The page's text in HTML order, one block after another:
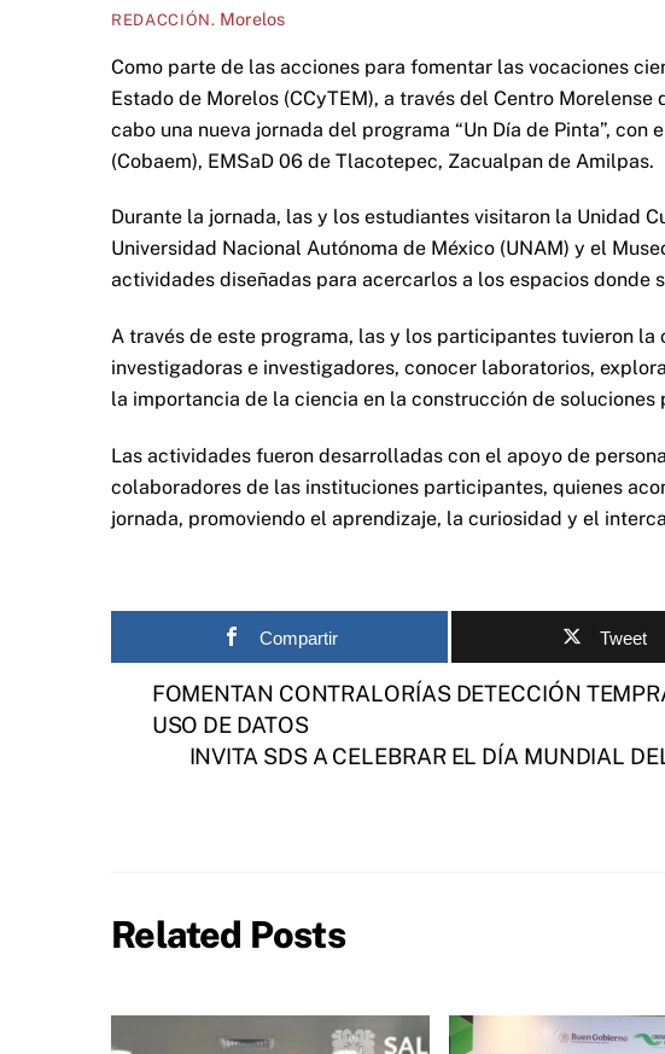
REDACCIÓN. Morelos
Como parte de las acciones para fomentar las vocaciones
Estado de Morelos (CCyTEM), a través del Centro
cabo una nueva jornada del programa “Un Día de Pinta”,
(Cobaem), EMSaD 06 de Tlacotepec, Zacualpan de Amilpas.
Durante la jornada, las y los estudiantes visitaron la Unidad
Universidad Nacional Autónoma de México (UNAM) y el
actividades diseñadas para acercarlos a los espacios donde
A través de este programa, las y los participantes tuvieron
investigadoras e investigadores, conocer laboratorios,
la importancia de la ciencia en la construcción de
Las actividades fueron desarrolladas con el apoyo de
colaboradores de las instituciones participantes, quienes
jornada, promoviendo el aprendizaje, la curiosidad y el
Compartir Tweet
FOMENTAN CONTRALORÍAS DETECCIÓN
USO DE DATOS
INVITA SDS A CELEBRAR EL DÍA MUNDIAL
Related Posts